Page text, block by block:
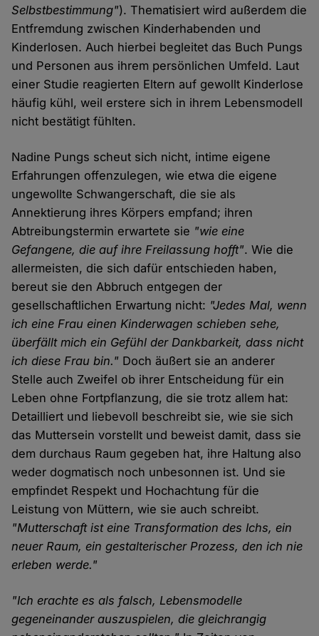
Selbstbestimmung"). Thematisiert wird außerdem die
Entfremdung zwischen Kinderhabenden und
Kinderlosen. Auch hierbei begleitet das Buch Pungs
und Personen aus ihrem persönlichen Umfeld. Laut
einer Studie reagierten Eltern auf gewollt Kinderlose
häufig kühl, weil erstere sich in ihrem Lebensmodell
nicht bestätigt fühlten.
Nadine Pungs scheut sich nicht, intime eigene
Erfahrungen offenzulegen, wie etwa die eigene
ungewollte Schwangerschaft, die sie als
Annektierung ihres Körpers empfand; ihren
Abtreibungstermin erwartete sie "wie eine
Gefangene, die auf ihre Freilassung hofft". Wie die
allermeisten, die sich dafür entschieden haben,
bereut sie den Abbruch entgegen der
gesellschaftlichen Erwartung nicht: "Jedes Mal, wenn
ich eine Frau einen Kinderwagen schieben sehe,
überfällt mich ein Gefühl der Dankbarkeit, dass nicht
ich diese Frau bin." Doch äußert sie an anderer
Stelle auch Zweifel ob ihrer Entscheidung für ein
Leben ohne Fortpflanzung, die sie trotz allem hat:
Detailliert und liebevoll beschreibt sie, wie sie sich
das Muttersein vorstellt und beweist damit, dass sie
dem durchaus Raum gegeben hat, ihre Haltung also
weder dogmatisch noch unbesonnen ist. Und sie
empfindet Respekt und Hochachtung für die
Leistung von Müttern, wie sie auch schreibt.
"Mutterschaft ist eine Transformation des Ichs, ein
neuer Raum, ein gestalterischer Prozess, den ich nie
erleben werde."
"Ich erachte es als falsch, Lebensmodelle
gegeneinander auszuspielen, die gleichrangig